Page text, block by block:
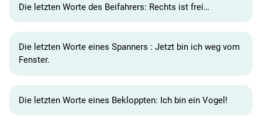
Die letzten Worte des Beifahrers: Rechts ist frei…
Die letzten Worte eines Spanners : Jetzt bin ich weg vom
Fenster.
Die letzten Worte eines Bekloppten: Ich bin ein Vogel!